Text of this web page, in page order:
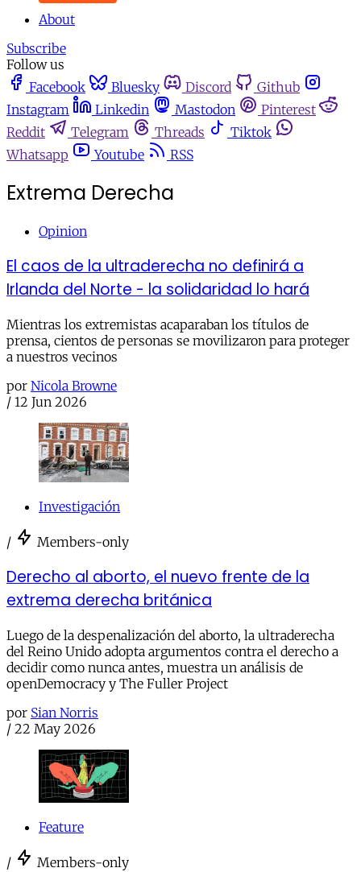
About
Subscribe
Follow us
Facebook
Bluesky Discord
Github
Instagram
Linkedin Mastodon
Pinterest
Reddit
Telegram Threads
Tiktok
Whatsapp
Youtube RSS
Extrema Derecha
Opinion
El caos de la ultraderecha no definirá a
Irlanda del Norte - la solidaridad lo hará
Mientras los extremistas acaparaban los títulos de
prensa, cientos de personas se movilizaron para proteger
a nuestros vecinos
por Nicola Browne
/ 12 Jun 2026
Investigación
/ Members-only
Derecho al aborto, el nuevo frente de la
extrema derecha británica
Luego de la despenalización del aborto, la ultraderecha
del Reino Unido adopta argumentos contra el derecho a
decidir como nunca antes, muestra un análisis de
openDemocracy y The Fuller Project
por Sian Norris
/ 22 May 2026
Feature
/ Members-only